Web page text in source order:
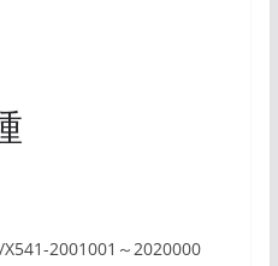
2001001～2020000